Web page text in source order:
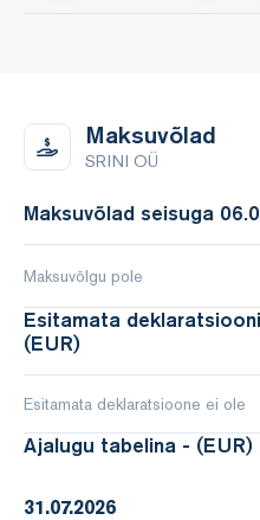
Maksuvõlad
SRINI OÜ
Maksuvõlad seisuga
Maksuvõlgu pole
Esitamata
(EUR)
Esitamata deklaratsioone ei ole
Ajalugu tabelina - (EUR)
31.07.2026